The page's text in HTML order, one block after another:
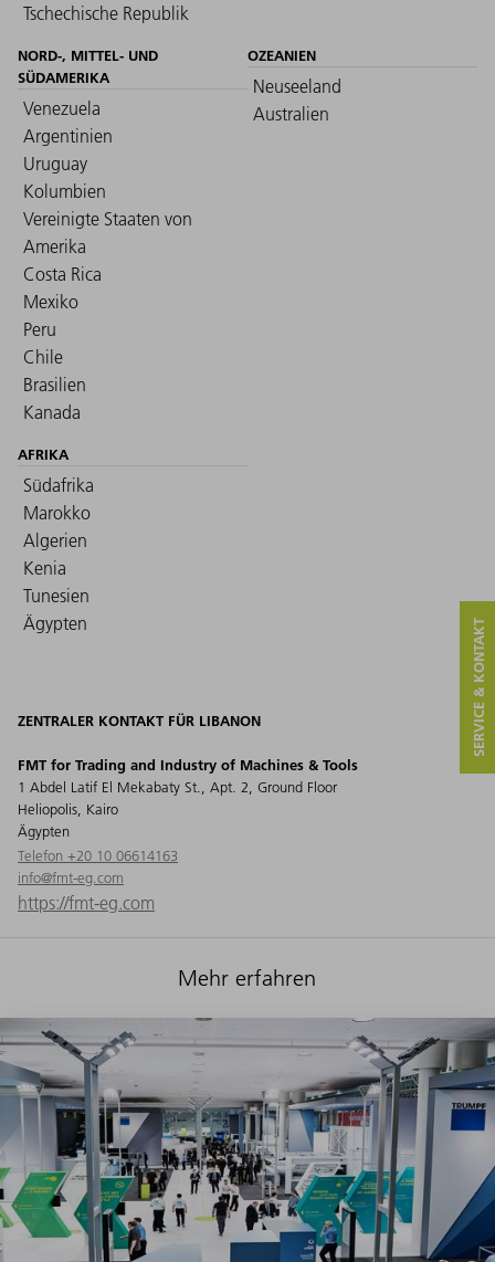
Tschechische Republik
NORD-, MITTEL- UND
SÜDAMERIKA
Venezuela
Argentinien
Uruguay
Kolumbien
Vereinigte Staaten von
Amerika
Costa Rica
Mexiko
Peru
Chile
Brasilien
Kanada
OZEANIEN
Neuseeland
Australien
AFRIKA
Südafrika
Marokko
Algerien
Kenia
Tunesien
Ägypten
ZENTRALER KONTAKT FÜR LIBANON
FMT for Trading and Industry of Machines & Tools
1 Abdel Latif El Mekabaty St., Apt. 2, Ground Floor
Heliopolis, Kairo
Ägypten
Telefon +20 10 06614163
info@fmt-eg.com
https://fmt-eg.com
Mehr erfahren
SERVICE & KONTAKT